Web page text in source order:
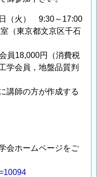
（火） 9:30～17:00
（東京都文京区千石
18,000円（消費税
学会員，地盤品質判
講師の方が作成する
会ホームページをご